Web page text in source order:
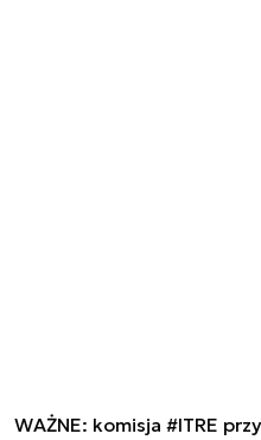
WAŻNE: komisja #ITRE